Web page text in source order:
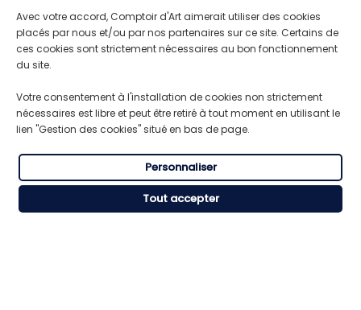
Avec votre accord, Comptoir d'Art aimerait utiliser des cookies
placés par nous et/ou par nos partenaires sur ce site. Certains de
ces cookies sont strictement nécessaires au bon fonctionnement
du site.
Votre consentement à l'installation de cookies non strictement
nécessaires est libre et peut être retiré à tout moment en utilisant le
lien "Gestion des cookies" situé en bas de page.
Tout accepter
Personnaliser
LIVRAISON GRATUITE
Pour toute commande supérieure
TRANSPORT RAPIDE
Expédition express du lundi au